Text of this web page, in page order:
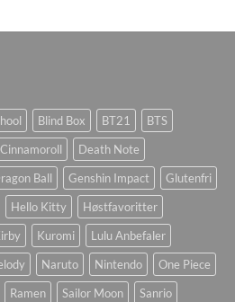
Blind Box BT21
BTS
Cinnamoroll
Death Note
Ball Genshin Impact
Glutenfri
Hello Kitty
Høstfavoritter
Kuromi
Lulu Anbefaler
Naruto Nintendo
One Piece
Ramen Sailor Moon
Sanrio